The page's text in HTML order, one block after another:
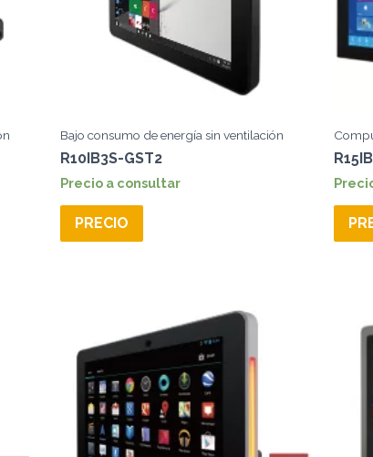
Bajo consumo de energía sin ventilación
R10IB3S-GST2
Precio a consultar
PRECIO